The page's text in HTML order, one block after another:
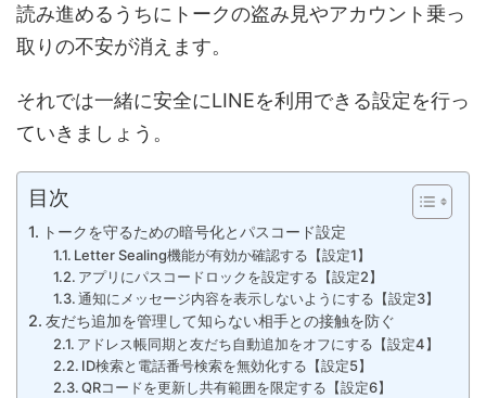
読み進めるうちにトークの盗み見やアカウント乗っ
取りの不安が消えます。
それでは一緒に安全にLINEを利用できる設定を行っ
ていきましょう。
目次
トークを守るための暗号化とパスコード設定
Letter Sealing機能が有効か確認する【設定1】
アプリにパスコードロックを設定する【設定2】
通知にメッセージ内容を表示しないようにする【設定3】
友だち追加を管理して知らない相手との接触を防ぐ
アドレス帳同期と友だち自動追加をオフにする【設定4】
ID検索と電話番号検索を無効化する【設定5】
QRコードを更新し共有範囲を限定する【設定6】